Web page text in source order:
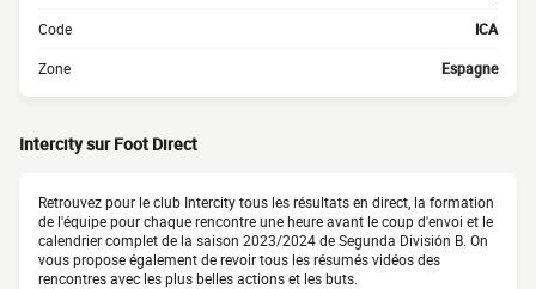
Code ICA
Zone Espagne
Intercity sur Foot Direct
Retrouvez pour le club Intercity tous les résultats en direct, la formation
de l'équipe pour chaque rencontre une heure avant le coup d'envoi et le
calendrier complet de la saison 2023/2024 de Segunda División B. On
vous propose également de revoir tous les résumés vidéos des
rencontres avec les plus belles actions et les buts.